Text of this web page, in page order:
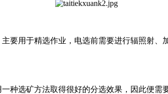
要用于精选作业，电选前需要进行辐照射
种选矿方法取得很好的分选效果，因此便